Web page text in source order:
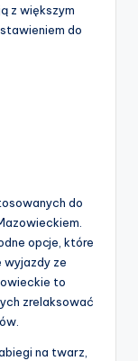
z większym
do
do
opcje, które
wyjazdy ze
to
zrelaksować
na twarz,